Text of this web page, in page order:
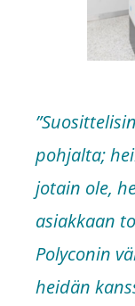
pohjalta;
jotain ole,
asiakkaan
Polyconin
heidän